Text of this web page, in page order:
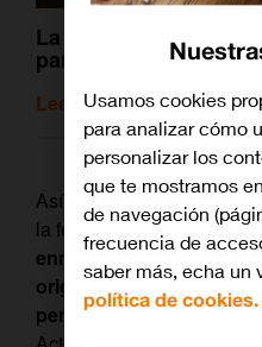
La ciencia-ficción que
parte de ciencia
Leer artículo
Así ha sido la carrera de
la fecha,un sube y baja
enmarcar y otras
originales o proyectos
perfil.Afortunadamente,
Usamos cookies
para analizar cómo
personalizar los
que te mostramos
de navegación
frecuencia de
saber más, echa un
política de cookies.